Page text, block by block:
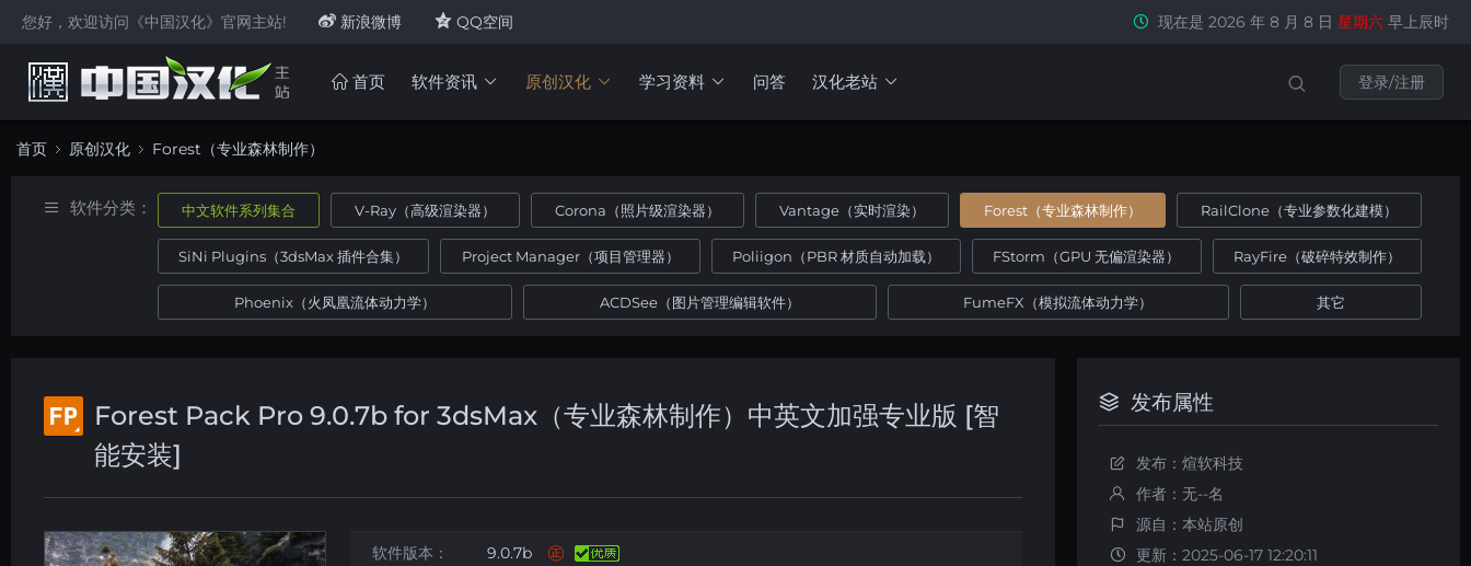
您好，欢迎访问《中国汉化》官网主站! 新浪微博 QQ空间 现在是 2026 年 8 月 8 日 星期六 早上辰时
首页 软件资讯 原创汉化 学习资料 问答 汉化老站 登录/注册
首页 原创汉化 Forest（专业森林制作）
软件分类： 中文软件系列集合 V-Ray（高级渲染器） Corona（照片级渲染器） Vantage（实时渲染） Forest（专业森林制作） RailClone（专业参数化建模）
SiNi Plugins（3dsMax 插件合集） Project Manager（项目管理器） Poliigon（PBR 材质自动加载） FStorm（GPU 无偏渲染器） RayFire（破碎特效制作）
Phoenix（火凤凰流体动力学） ACDSee（图片管理编辑软件） FumeFX（模拟流体动力学） 其它
Forest Pack Pro 9.0.7b for 3dsMax（专业森林制作）中英文加强专业版 [智
能安装]
软件版本： 9.0.7b ㊣
发布属性
发布：煊软科技
作者：无--名
源自：本站原创
更新：2025-06-17 12:20:11